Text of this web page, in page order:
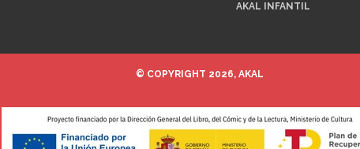
AKAL INFANTIL
© COPYRIGHT 2026, AKAL